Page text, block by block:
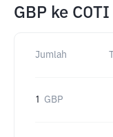
GBP ke COTI
Jumlah
1 GBP